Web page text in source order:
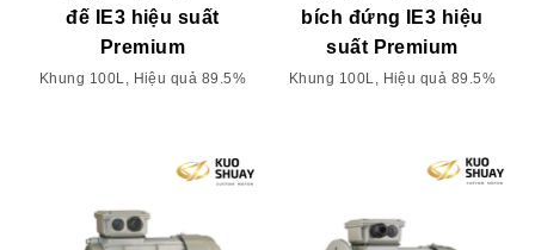
đế IE3 hiệu suất
Premium
Khung 100L, Hiệu quả 89.5%
bích đứng IE3 hiệu
suất Premium
Khung 100L, Hiệu quả 89.5%